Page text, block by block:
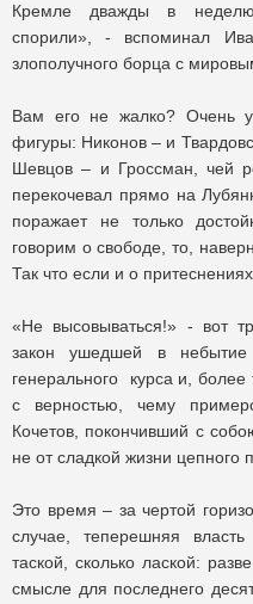
Кремле дважды в неделю
спорили», - вспоминал
злополучного борца с
Вам его не жалко? Очень
фигуры: Никонов – и
Шевцов – и Гроссман, чей
перекочевал прямо на
поражает не только
говорим о свободе, то,
Так что если и о
«Не высовываться!» - вот
закон ушедшей в
генерального курса и,
с верностью, чему
Кочетов, покончивший с
не от сладкой жизни цепного
Это время – за чертой
случае, теперешняя
таской, сколько лаской:
смысле для последнего